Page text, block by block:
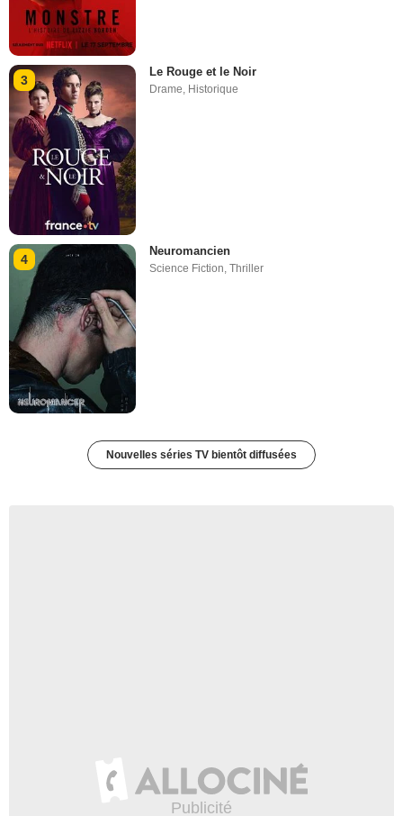
3
Le Rouge et le Noir
Drame, Historique
4
Neuromancien
Science Fiction ,Thriller
Nouvelles séries TV bientôt diffusées